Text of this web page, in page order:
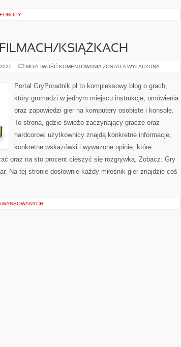
KSIĄŻKACH
MOŻLIWOŚĆ KOMENTOWANIA GRY
FILMACH/KSIĄŻKACH
ZOSTAŁA WYŁĄCZONA
Portal GryPoradnik.pl to kompleksowy blog o grach,
który gromadzi w jednym miejscu instrukcje, omówienia
oraz zapowiedzi gier na komputery osobiste i konsole.
To strona, gdzie świeżo zaczynający gracze oraz
hardcorowi użytkownicy znajdą konkretne informacje,
konkretne wskazówki i wyważone opinie, które
oraz na sto procent cieszyć się rozgrywką. Zobacz: Gry
Na tej stronie dosłownie każdy miłośnik gier znajdzie coś